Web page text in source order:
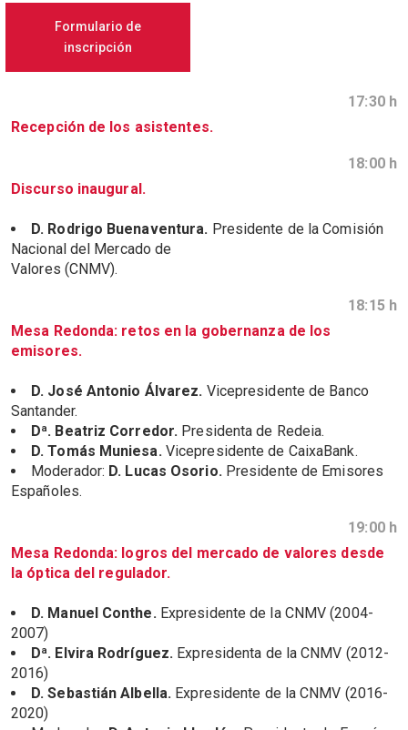
Formulario de
inscripción
17:30 h
Recepción de los asistentes.
18:00 h
Discurso inaugural.
D. Rodrigo Buenaventura. Presidente de la Comisión
Nacional del Mercado de
Valores (CNMV).
18:15 h
Mesa Redonda: retos en la gobernanza de los
emisores.
D. José Antonio Álvarez. Vicepresidente de Banco
Santander.
Dª. Beatriz Corredor. Presidenta de Redeia.
D. Tomás Muniesa.Vicepresidente de CaixaBank.
Moderador: D. Lucas Osorio.Presidente de Emisores
Españoles.
19:00 h
Mesa Redonda: logros del mercado de valores desde
la óptica del regulador.
D. Manuel Conthe.Expresidente de la CNMV (2004-
2007)
Dª. Elvira Rodríguez. Expresidenta de la CNMV (2012-
2016)
D. Sebastián Albella. Expresidente de la CNMV (2016-
2020)